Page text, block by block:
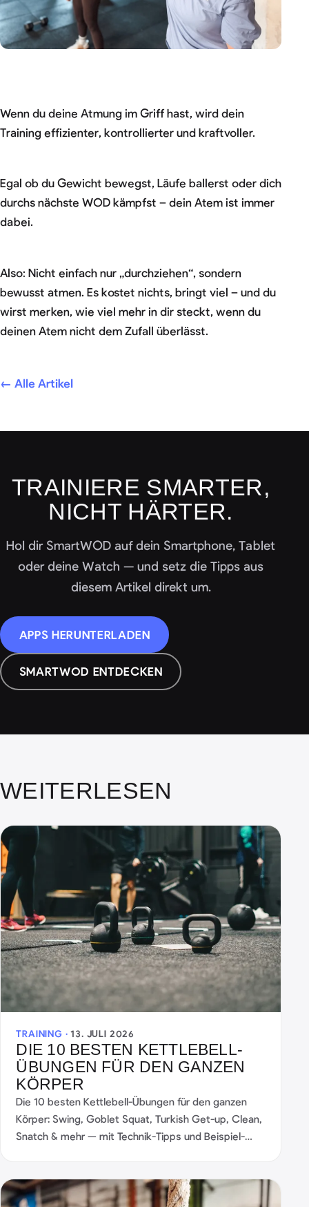
Wenn du deine Atmung im Griff hast, wird dein
Training effizienter, kontrollierter und kraftvoller.
Egal ob du Gewicht bewegst, Läufe ballerst oder dich
durchs nächste WOD kämpfst – dein Atem ist immer
dabei.
Also: Nicht einfach nur „durchziehen“, sondern
bewusst atmen. Es kostet nichts, bringt viel – und du
wirst merken, wie viel mehr in dir steckt, wenn du
deinen Atem nicht dem Zufall überlässt.
← Alle Artikel
TRAINIERE SMARTER,
NICHT HÄRTER.
Hol dir SmartWOD auf dein Smartphone, Tablet
oder deine Watch — und setz die Tipps aus
diesem Artikel direkt um.
APPS HERUNTERLADEN
SMARTWOD ENTDECKEN
WEITERLESEN
TRAINING ·13. JULI 2026
DIE 10 BESTEN KETTLEBELL-
ÜBUNGEN FÜR DEN GANZEN
KÖRPER
Die 10 besten Kettlebell-Übungen für den ganzen
Körper: Swing, Goblet Squat, Turkish Get-up, Clean,
Snatch & mehr — mit Technik-Tipps und Beispiel-